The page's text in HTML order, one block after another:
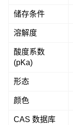
储存条件
溶解度
酸度系数
(pKa)
形态
颜色
CAS 数据库